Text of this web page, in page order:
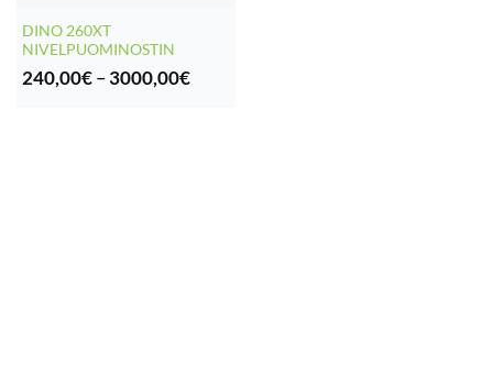
DINO 260XT
NIVELPUOMINOSTIN
240,00€ – 3000,00€Hintaluokka: